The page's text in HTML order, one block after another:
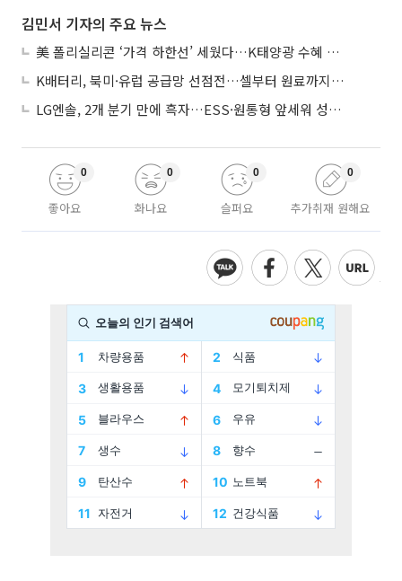
김민서 기자의 주요 뉴스
美 폴리실리콘 ‘가격 하한선’ 세웠다…K태양광 수혜 기대
K배터리, 북미·유럽 공급망 선점전…셀부터 원료까지 현지화
LG엔솔, 2개 분기 만에 흑자…ESS·원통형 앞세워 성장 가속
좋아요
0
화나요
0
슬퍼요
0
추가취재 원해요
0